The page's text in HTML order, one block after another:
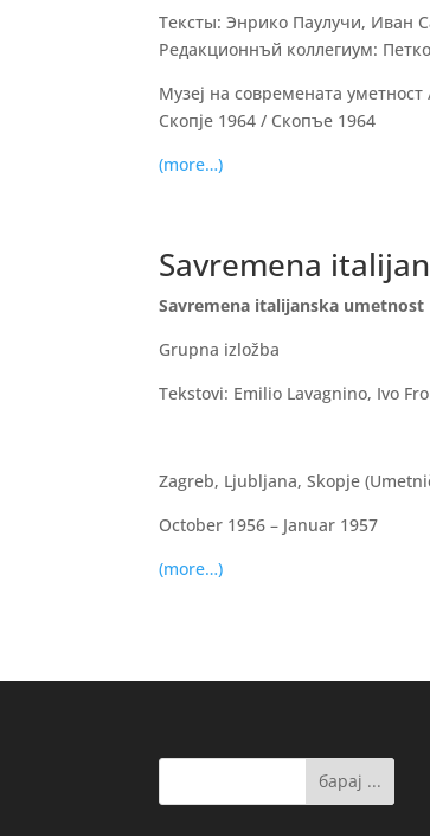
Тексты: Энрико Паулучи, Иван
Редакционнъй коллегиум:
Музеј на современата
Скопје 1964 / Скопъе 1964
(more…)
Savremena
Savremena italijanska umetnost
Grupna izložba
Tekstovi: Emilio Lavagnino, Ivo
Zagreb, Ljubljana, Skopje
October 1956 – Januar 1957
(more…)